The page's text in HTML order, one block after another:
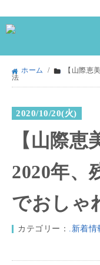
ホーム /
【山際恵
法
2020/10/20(火)
【山際恵
2020年、
でおしゃ
カテゴリー： .新着情